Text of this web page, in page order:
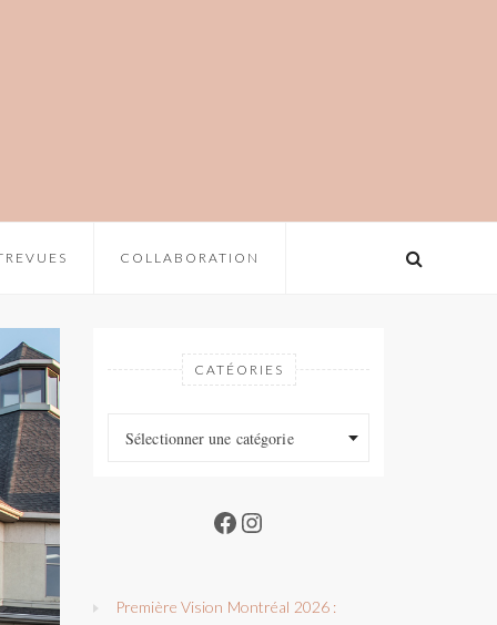
COLLABORATION
CATÉORIES
Sélectionner une catégorie
Facebook
Instagram
Première Vision Montréal 2026 :